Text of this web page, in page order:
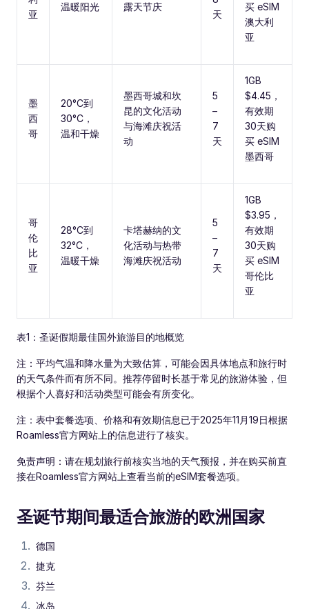
亚
温暖阳光 露天节庆
天
买 eSIM
澳大利
亚
墨
西
哥
20°C到
30°C，
温和干燥
墨西哥城和坎
昆的文化活动
与海滩庆祝活
动
5
–
7
天
1GB
$4.45，
有效期
30天购
买 eSIM
墨西哥
哥
伦
比
亚
28°C到
32°C，
温暖干燥
卡塔赫纳的文
化活动与热带
海滩庆祝活动
5
–
7
天
1GB
$3.95，
有效期
30天购
买 eSIM
哥伦比
亚
表1：圣诞假期最佳国外旅游目的地概览
注：平均气温和降水量为大致估算，可能会因具体地点和旅行时
的天气条件而有所不同。推荐停留时长基于常见的旅游体验，但
根据个人喜好和活动类型可能会有所变化。
注：表中套餐选项、价格和有效期信息已于2025年11月19日根据
Roamless官方网站上的信息进行了核实。
免责声明：请在规划旅行前核实当地的天气预报，并在购买前直
接在Roamless官方网站上查看当前的eSIM套餐选项。
圣诞节期间最适合旅游的欧洲国家
德国
捷克
芬兰
冰岛